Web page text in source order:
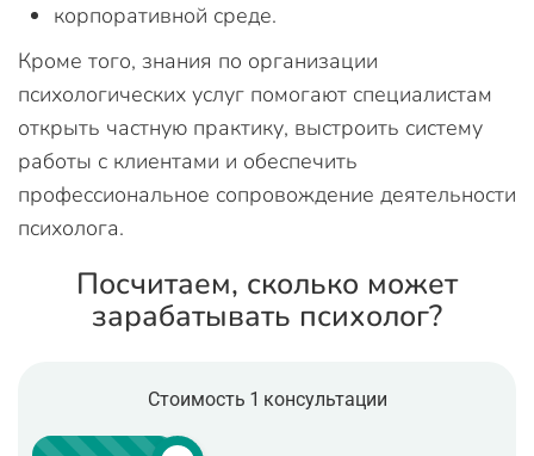
корпоративной среде.
Кроме того, знания по организации
психологических услуг помогают специалистам
открыть частную практику, выстроить систему
работы с клиентами и обеспечить
профессиональное сопровождение деятельности
психолога.
Посчитаем, сколько может
зарабатывать психолог?
Стоимость 1 консультации